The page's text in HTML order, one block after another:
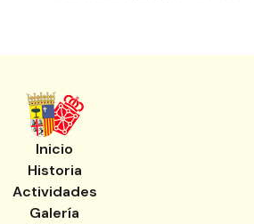
Inicio
Historia
Actividades
Galería